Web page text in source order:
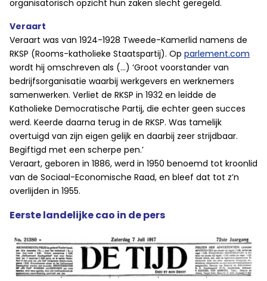
organisatorisch opzicht hun zaken slecht geregeld.
Veraart
Veraart was van 1924-1928 Tweede-Kamerlid namens de
RKSP (Rooms-katholieke Staatspartij). Op parlement.com
wordt hij omschreven als (…) ‘Groot voorstander van
bedrijfsorganisatie waarbij werkgevers en werknemers
samenwerken. Verliet de RKSP in 1932 en leidde de
Katholieke Democratische Partij, die echter geen succes
werd. Keerde daarna terug in de RKSP. Was tamelijk
overtuigd van zijn eigen gelijk en daarbij zeer strijdbaar.
Begiftigd met een scherpe pen.’
Veraart, geboren in 1886, werd in 1950 benoemd tot kroonlid
van de Sociaal-Economische Raad, en bleef dat tot z’n
overlijden in 1955.
Eerste landelijke cao in de pers